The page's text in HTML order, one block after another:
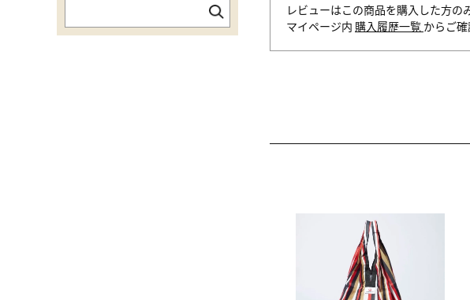
レビューはこの商品を購入した方の
マイページ内 購入履歴一覧 からご確